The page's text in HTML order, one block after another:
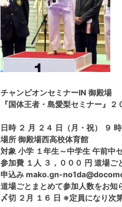
チャンピオンセミナーIN 御殿場
『国体王者・島愛梨セミナー』
日時 ２ 月 ２４ 日（月・祝） ９
場所 御殿場西高校体育館
対象 小学 １年生～中学生 午前中
参加費 １人 ３，０００ 円 道場ご
申込み mako.gn-
道場ごとまとめて参加人数をお知
〆切 ２月 １６ 日 ※定員になり次